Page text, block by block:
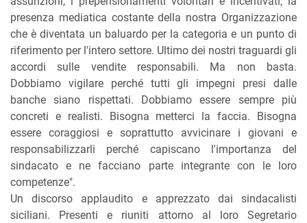
presenza mediatica costante della nostra Organizzazione
che è diventata un baluardo per la categoria e un punto di
riferimento per l'intero settore. Ultimo dei nostri traguardi gli
accordi sulle vendite responsabili. Ma non basta.
Dobbiamo vigilare perché tutti gli impegni presi dalle
banche siano rispettati. Dobbiamo essere sempre più
concreti e realisti. Bisogna metterci la faccia. Bisogna
essere coraggiosi e soprattutto avvicinare i giovani e
responsabilizzarli perché capiscano l'importanza del
sindacato e ne facciano parte integrante con le loro
competenze".
Un discorso applaudito e apprezzato dai sindacalisti
siciliani. Presenti e riuniti attorno al loro Segretario